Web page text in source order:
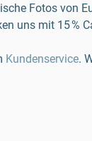
Fotos von
uns mit 15 %
Kundenservice.